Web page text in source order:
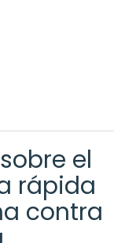
el
rápida
contra